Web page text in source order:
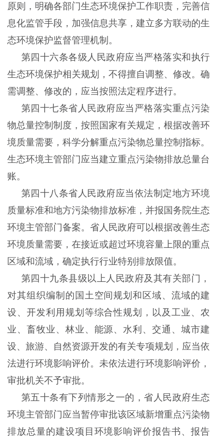
原则，明确各部门生态环境保护工作职责，完善信
息化监管手段，加强信息共享，建立多方联动的生
态环境保护监督管理机制。
第四十六条各级人民政府应当严格落实和执行
生态环境保护相关规划，不得擅自调整、修改。确
需调整、修改的，应当按照法定程序进行。
第四十七条省人民政府应当严格落实重点污染
物总量控制制度，按照国家有关规定，根据改善环
境质量需要，科学分解重点污染物总量控制指标。
生态环境主管部门应当建立重点污染物排放总量台
账。
第四十八条省人民政府应当依法制定地方环境
质量标准和地方污染物排放标准，并报国务院生态
环境主管部门备案。省人民政府可以根据改善生态
环境质量需要，在接近或超过环境容量上限的重点
区域和流域，确定执行行业特别排放限值。
第四十九条县级以上人民政府及其有关部门，
对其组织编制的国土空间规划和区域、流域的建
设、开发利用规划等综合性规划，以及工业、农
业、畜牧业、林业、能源、水利、交通、城市建
设、旅游、自然资源开发的有关专项规划，应当依
法进行环境影响评价。未依法进行环境影响评价，
审批机关不予审批。
第五十条有下列情形之一的，省人民政府生态
环境主管部门应当暂停审批该区域新增重点污染物
排放总量的建设项目环境影响评价报告书、报告